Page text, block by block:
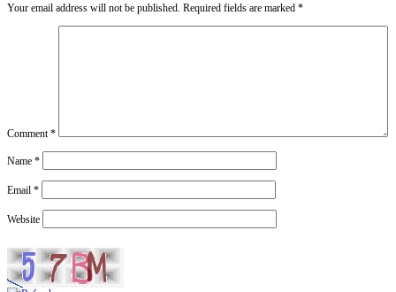
Your email address will not be published. Required fields are marked *
Comment *
Name *
Email *
Website